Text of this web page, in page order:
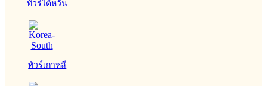
ทัวร์ไต้หวัน
ทัวร์เกาหลี